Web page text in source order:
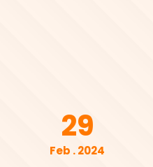
29
Feb . 2024